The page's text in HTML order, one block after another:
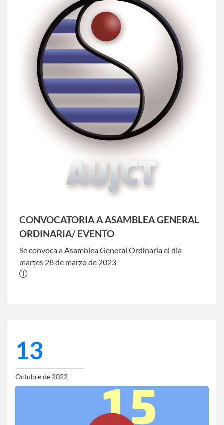
CONVOCATORIA A ASAMBLEA GENERAL
ORDINARIA/ EVENTO
Se convoca a Asamblea General Ordinaria el dia
martes 28 de marzo de 2023
13
Octubre de 2022